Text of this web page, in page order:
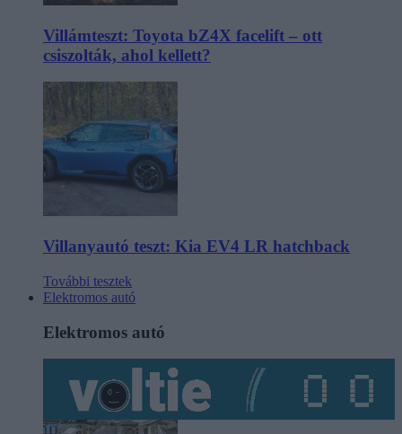
Villámteszt: Toyota bZ4X facelift – ott
csiszolták, ahol kellett?
Villanyautó teszt: Kia EV4 LR hatchback
További tesztek
Elektromos autó
Elektromos autó